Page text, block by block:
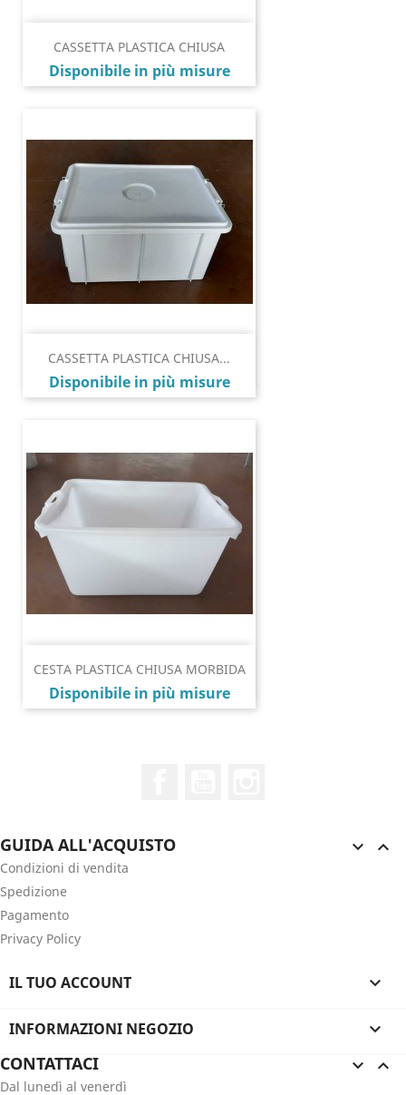
CASSETTA PLASTICA CHIUSA
Prezzo
Disponibile in più misure
CASSETTA PLASTICA CHIUSA...
Prezzo
Disponibile in più misure
CESTA PLASTICA CHIUSA MORBIDA
Prezzo
Disponibile in più misure
GUIDA ALL'ACQUISTO  
Condizioni di vendita
Spedizione
Pagamento
Privacy Policy
IL TUO ACCOUNT 
INFORMAZIONI NEGOZIO

CONTATTACI
 
Dal lunedì al venerdì